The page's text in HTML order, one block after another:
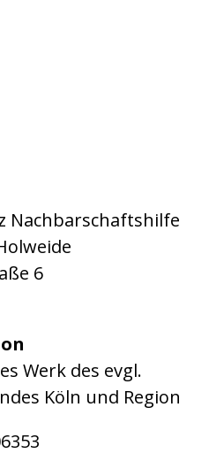
für die Stadt Köln e.V.
Nachbarschaftshilfe
6
Werk des evgl.
Köln und Region